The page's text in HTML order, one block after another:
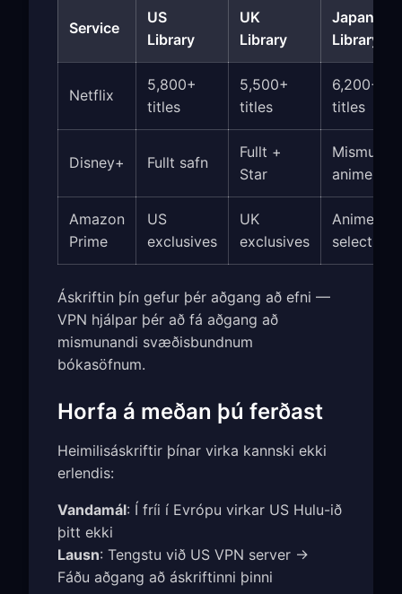
Service
US
Library
UK
Library
Japan
Library
Netflix
5,800+
titles
5,500+
titles
6,200+
titles
Disney+ Fullt safn
Fullt +
Star
anime
Amazon
Prime
US
exclusives
UK
exclusives
Anime
selection
Áskriftin þín gefur þér aðgang að efni —
VPN hjálpar þér að fá aðgang að
mismunandi svæðisbundnum
bókasöfnum.
Horfa á meðan þú ferðast
Heimilisáskriftir þínar virka kannski ekki
erlendis:
Vandamál: Í fríi í Evrópu virkar US Hulu-ið
þitt ekki
Lausn: Tengstu við US VPN server →
Fáðu aðgang að áskriftinni þinni